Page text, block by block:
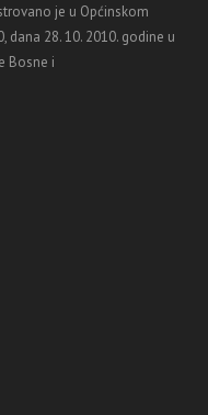
je u Općinskom
28. 10. 2010. godine u
Bosne i